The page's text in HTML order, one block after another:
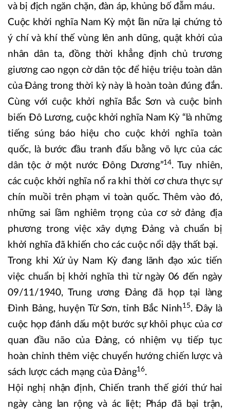
và bị địch ngăn chặn, đàn áp, khủng bố đẫm máu.
Cuộc khởi nghĩa Nam Kỳ một lần nữa lại chứng tỏ
ý chí và khí thế vùng lên anh dũng, quật khởi của
nhân dân ta, đồng thời khẳng định chủ trương
giương cao ngọn cờ dân tộc để hiệu triệu toàn dân
của Đảng trong thời kỳ này là hoàn toàn đúng đắn.
Cùng với cuộc khởi nghĩa Bắc Sơn và cuộc binh
biến Đô Lương, cuộc khởi nghĩa Nam Kỳ “là những
tiếng súng báo hiệu cho cuộc khởi nghĩa toàn
quốc, là bước đầu tranh đấu bằng võ lực của các
dân tộc ở một nước Đông Dương”14. Tuy nhiên,
các cuộc khởi nghĩa nổ ra khi thời cơ chưa thực sự
chín muồi trên phạm vi toàn quốc. Thêm vào đó,
những sai lầm nghiêm trọng của cơ sở đảng địa
phương trong việc xây dựng Đảng và chuẩn bị
khởi nghĩa đã khiến cho các cuộc nổi dậy thất bại.
Trong khi Xứ ủy Nam Kỳ đang lãnh đạo xúc tiến
việc chuẩn bị khởi nghĩa thì từ ngày 06 đến ngày
09/11/1940, Trung ương Đảng đã họp tại làng
Đình Bảng, huyện Từ Sơn, tỉnh Bắc Ninh15. Đây là
cuộc họp đánh dấu một bước sự khôi phục của cơ
quan đầu não của Đảng, có nhiệm vụ tiếp tục
hoàn chỉnh thêm việc chuyển hướng chiến lược và
sách lược cách mạng của Đảng16.
Hội nghị nhận định, Chiến tranh thế giới thứ hai
ngày càng lan rộng và ác liệt; Pháp đã bại trận,